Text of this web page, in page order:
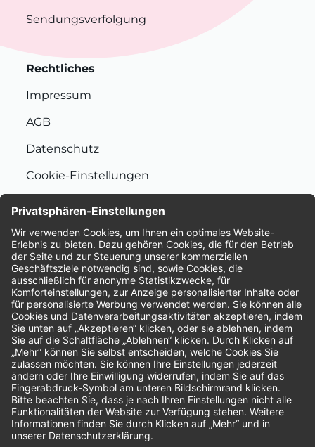
Sendungsverfolgung
Rechtliches
Impressum
AGB
Datenschutz
Cookie-Einstellungen
Bewertungen